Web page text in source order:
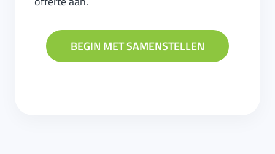
BEGIN MET SAMENSTELLEN